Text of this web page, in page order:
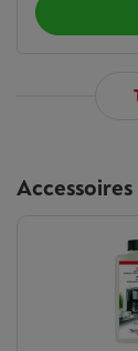
Accessoires